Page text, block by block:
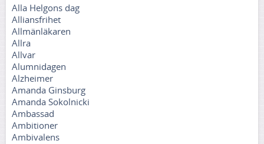
Alla Helgons dag
Alliansfrihet
Allmänläkaren
Allra
Allvar
Alumnidagen
Alzheimer
Amanda Ginsburg
Amanda Sokolnicki
Ambassad
Ambitioner
Ambivalens